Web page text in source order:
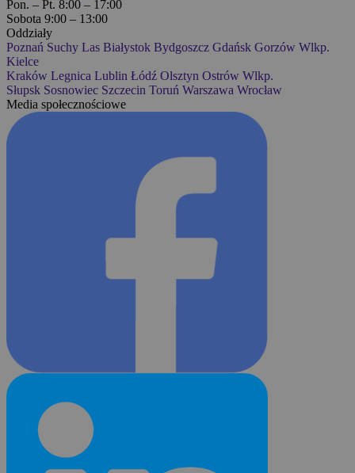
Pon. – Pt. 8:00 – 17:00
Sobota 9:00 – 13:00
Oddziały
Poznań Suchy Las Białystok Bydgoszcz Gdańsk Gorzów Wlkp.
Kielce
Kraków Legnica Lublin Łódź Olsztyn Ostrów Wlkp.
Słupsk Sosnowiec Szczecin Toruń Warszawa Wrocław
Media społecznościowe